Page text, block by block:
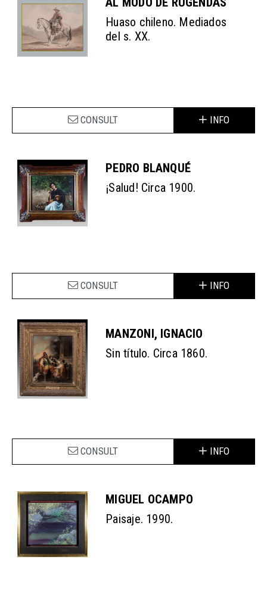
Huaso chileno. Mediados
del s. XX.
CONSULT INFO
PEDRO BLANQUÉ
¡Salud! Circa 1900.
CONSULT INFO
MANZONI, IGNACIO
Sin título. Circa 1860.
CONSULT INFO
MIGUEL OCAMPO
Paisaje. 1990.